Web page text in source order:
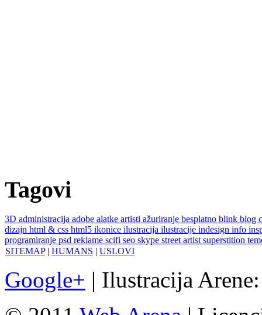
Tagovi
3D administracija adobe alatke artisti ažuriranje besplatno blink blog
dizajn html & css html5 ikonice ilustracija ilustracije indesign info
programiranje psd reklame scifi seo skype street artistsuperstition
SITEMAP| HUMANS USLOVI
Google+ | Ilustracija